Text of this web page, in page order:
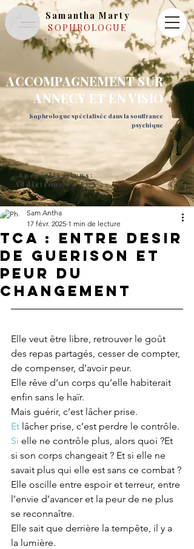
Samantha Marty
SOPHROLOGUE
ACCOMPAGNEMENT SUR
ANNECY ET EN VISIO
Sophrologue spécialisée dans la souffrance
psychique
Spécialisations:
Addictions et TCA
tca : entre desir
de guerison et
peur du
changement
Sam Antha
17 févr. 2025 1 min de lecture
Elle veut être libre, retrouver le goût
des repas partagés, cesser de compter,
de compenser, d’avoir peur.
Elle rêve d’un corps qu’elle habiterait
enfin sans le haïr.
Mais guérir, c’est lâcher prise.
Et lâcher prise, c’est perdre le contrôle.
Si elle ne contrôle plus, alors quoi ?Et
si son corps changeait ? Et si elle ne
savait plus qui elle est sans ce combat ?
Elle oscille entre espoir et terreur, entre
l’envie d’avancer et la peur de ne plus
se reconnaître.
Elle sait que derrière la tempête, il y a
la lumière.